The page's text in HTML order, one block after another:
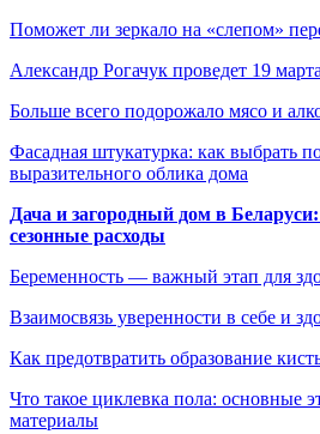
Поможет ли зеркало на «слепом»
Александр Рогачук проведет 19
Больше всего подорожало мясо и
Фасадная штукатурка: как выбрать
выразительного облика дома
Дача и загородный дом в
сезонные расходы
Беременность — важный этап для
Взаимосвязь уверенности в себе и
Как предотвратить образование
Что такое циклевка пола: основные
материалы